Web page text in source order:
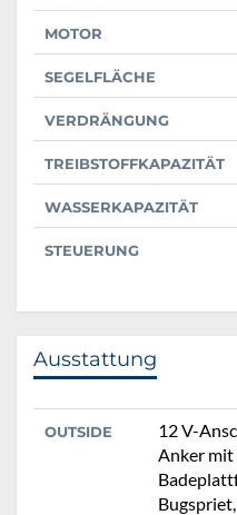
MOTOR
SEGELFLÄCHE
VERDRÄNGUNG
TREIBSTOFFKAPAZITÄT
WASSERKAPAZITÄT
STEUERUNG
Ausstattung
OUTSIDE
12 V-
Anker mit